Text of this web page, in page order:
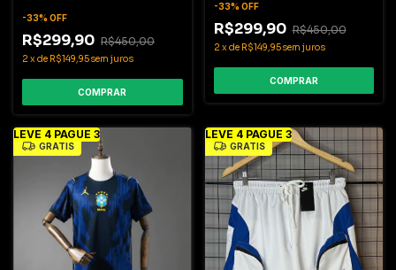
-33% OFF
R$299,90 R$450,00
2 xde R$149,95sem juros
COMPRAR
-33% OFF
R$299,90 R$450,00
2 xde R$149,95sem juros
COMPRAR
LEVE 4 PAGUE 3
GRÁTIS
LEVE 4 PAGUE 3
GRÁTIS